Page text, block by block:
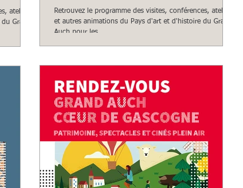
ateliers
Grand
Retrouvez le programme des visites, conférences, ateliers
et autres animations du Pays d'art et d'histoire du Grand
Auch pour les...